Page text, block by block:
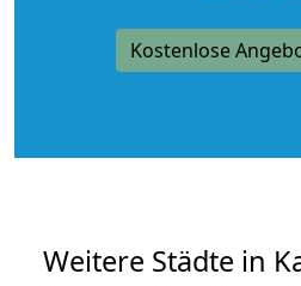
Kostenlose
Weitere Städte in